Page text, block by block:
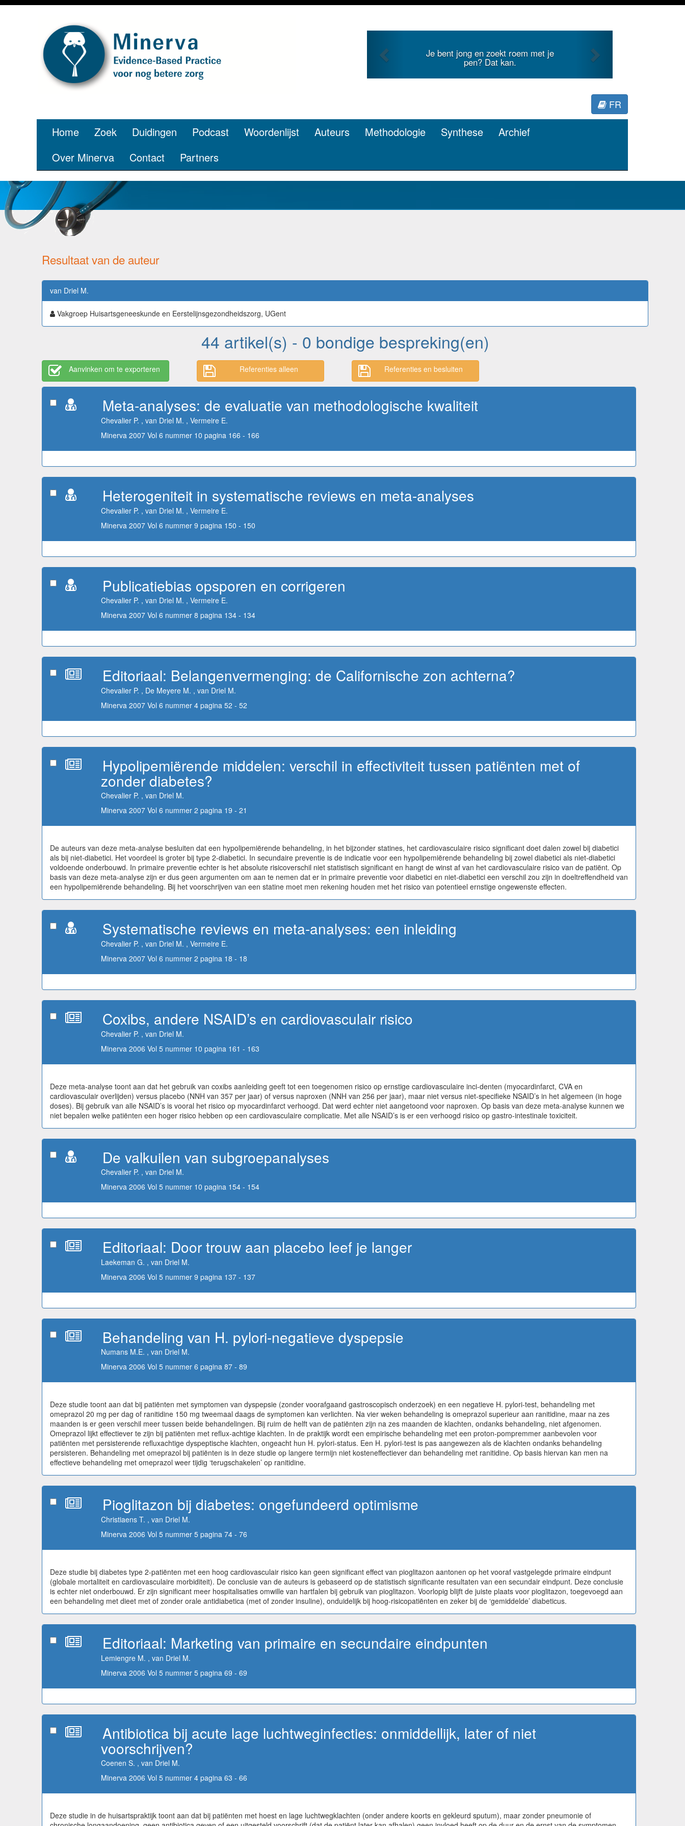
Je bent jong en zoekt roem met je Je duidt internationale literatuur voor
Minerva.
FR
Home Zoek Duidingen Podcast Woordenlijst Auteurs Methodologie Synthese
Archief
Over Minerva
Contact Partners
Resultaat van de auteur
van Driel M.
Vakgroep Huisartsgeneeskunde en Eerstelijnsgezondheidszorg, UGent
44 artikel(s) - 0 bondige bespreking(en)
Aanvinken om te exporteren Referenties alleen Referenties en besluiten
Meta-analyses: de evaluatie van methodologische kwaliteit
Chevalier P. , van Driel M. , Vermeire E.
Minerva 2007 Vol 6 nummer 10 pagina 166 - 166
Heterogeniteit in systematische reviews en meta-analyses
Chevalier P. , van Driel M. , Vermeire E.
Minerva 2007 Vol 6 nummer 9 pagina 150 - 150
Publicatiebias opsporen en corrigeren
Chevalier P. , van Driel M. , Vermeire E.
Minerva 2007 Vol 6 nummer 8 pagina 134 - 134
Editoriaal: Belangenvermenging: de Californische zon achterna?
Chevalier P. , De Meyere M. , van Driel M.
Minerva 2007 Vol 6 nummer 4 pagina 52 - 52
Hypolipemiërende middelen: verschil in effectiviteit tussen patiënten met of
zonder diabetes?
Chevalier P. , van Driel M.
Minerva 2007 Vol 6 nummer 2 pagina 19 - 21
De auteurs van deze meta-analyse besluiten dat een hypolipemiërende behandeling, in het bijzonder statines, het cardiovasculaire risico significant doet dalen zowel bij diabetici
als bij niet-diabetici. Het voordeel is groter bij type 2-diabetici. In secundaire preventie is de indicatie voor een hypolipemiërende behandeling bij zowel diabetici als niet-diabetici
voldoende onderbouwd. In primaire preventie echter is het absolute risicoverschil niet statistisch significant en hangt de winst af van het cardiovasculaire risico van de patiënt. Op
basis van deze meta-analyse zijn er dus geen argumenten om aan te nemen dat er in primaire preventie voor diabetici en niet-diabetici een verschil zou zijn in doeltreffendheid van
een hypolipemiërende behandeling. Bij het voorschrijven van een statine moet men rekening houden met het risico van potentieel ernstige ongewenste effecten.
Systematische reviews en meta-analyses: een inleiding
Chevalier P. , van Driel M. , Vermeire E.
Minerva 2007 Vol 6 nummer 2 pagina 18 - 18
Coxibs, andere NSAID’s en cardiovasculair risico
Chevalier P. , van Driel M.
Minerva 2006 Vol 5 nummer 10 pagina 161 - 163
Deze meta-analyse toont aan dat het gebruik van coxibs aanleiding geeft tot een toegenomen risico op ernstige cardiovasculaire inci-denten (myocardinfarct, CVA en
cardiovasculair overlijden) versus placebo (NNH van 357 per jaar) of versus naproxen (NNH van 256 per jaar), maar niet versus niet-specifieke NSAID’s in het algemeen (in hoge
doses). Bij gebruik van alle NSAID’s is vooral het risico op myocardinfarct verhoogd. Dat werd echter niet aangetoond voor naproxen. Op basis van deze meta-analyse kunnen we
niet bepalen welke patiënten een hoger risico hebben op een cardiovasculaire complicatie. Met alle NSAID’s is er een verhoogd risico op gastro-intestinale toxiciteit.
De valkuilen van subgroepanalyses
Chevalier P. , van Driel M.
Minerva 2006 Vol 5 nummer 10 pagina 154 - 154
Editoriaal: Door trouw aan placebo leef je langer
Laekeman G. , van Driel M.
Minerva 2006 Vol 5 nummer 9 pagina 137 - 137
Behandeling van H. pylori-negatieve dyspepsie
Numans M.E. , van Driel M.
Minerva 2006 Vol 5 nummer 6 pagina 87 - 89
Deze studie toont aan dat bij patiënten met symptomen van dyspepsie (zonder voorafgaand gastroscopisch onderzoek) en een negatieve H. pylori-test, behandeling met
omeprazol 20 mg per dag of ranitidine 150 mg tweemaal daags de symptomen kan verlichten. Na vier weken behandeling is omeprazol superieur aan ranitidine, maar na zes
maanden is er geen verschil meer tussen beide behandelingen. Bij ruim de helft van de patiënten zijn na zes maanden de klachten, ondanks behandeling, niet afgenomen.
Omeprazol lijkt effectiever te zijn bij patiënten met reflux-achtige klachten. In de praktijk wordt een empirische behandeling met een proton-pompremmer aanbevolen voor
patiënten met persisterende refluxachtige dyspeptische klachten, ongeacht hun H. pylori-status. Een H. pylori-test is pas aangewezen als de klachten ondanks behandeling
persisteren. Behandeling met omeprazol bij patiënten is in deze studie op langere termijn niet kosteneffectiever dan behandeling met ranitidine. Op basis hiervan kan men na
effectieve behandeling met omeprazol weer tijdig ‘terugschakelen’ op ranitidine.
Pioglitazon bij diabetes: ongefundeerd optimisme
Christiaens T. , van Driel M.
Minerva 2006 Vol 5 nummer 5 pagina 74 - 76
Deze studie bij diabetes type 2-patiënten met een hoog cardiovasculair risico kan geen significant effect van pioglitazon aantonen op het vooraf vastgelegde primaire eindpunt
(globale mortaliteit en cardiovasculaire morbiditeit). De conclusie van de auteurs is gebaseerd op de statistisch significante resultaten van een secundair eindpunt. Deze conclusie
is echter niet onderbouwd. Er zijn significant meer hospitalisaties omwille van hartfalen bij gebruik van pioglitazon. Voorlopig blijft de juiste plaats voor pioglitazon, toegevoegd aan
een behandeling met dieet met of zonder orale antidiabetica (met of zonder insuline), onduidelijk bij hoog-risicopatiënten en zeker bij de ‘gemiddelde’ diabeticus.
Editoriaal: Marketing van primaire en secundaire eindpunten
Lemiengre M. , van Driel M.
Minerva 2006 Vol 5 nummer 5 pagina 69 - 69
Antibiotica bij acute lage luchtweginfecties: onmiddellijk, later of niet
voorschrijven?
Coenen S. , van Driel M.
Minerva 2006 Vol 5 nummer 4 pagina 63 - 66
Deze studie in de huisartspraktijk toont aan dat bij patiënten met hoest en lage luchtwegklachten (onder andere koorts en gekleurd sputum), maar zonder pneumonie of